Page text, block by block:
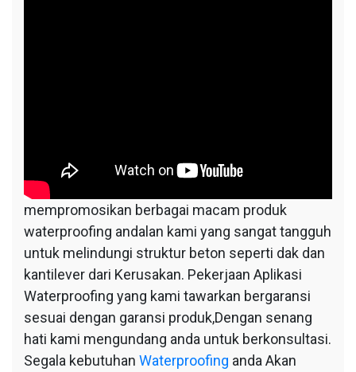
mempromosikan berbagai macam produk
waterproofing andalan kami yang sangat tangguh
untuk melindungi struktur beton seperti dak dan
kantilever dari Kerusakan. Pekerjaan Aplikasi
Waterproofing yang kami tawarkan bergaransi
sesuai dengan garansi produk,Dengan senang
hati kami mengundang anda untuk berkonsultasi.
Segala kebutuhan Waterproofing anda Akan